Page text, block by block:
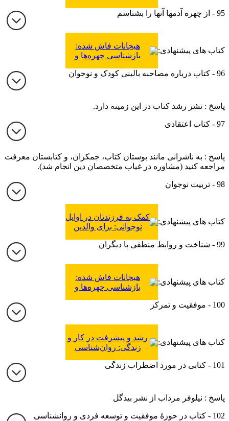
95 - از چهره آدمها آنها را بشناسم
کتاب های پیشنهادی:
هیجانات فاش شده:
بازشناسی چهره‌ها و
روابط و حیات هیجانی
96 - کتاب درباره مصاحبه بالینی کودک و نوجوان
پاسخ : نشر رشد کتاب در این زمینه دارد.
97 - کتاب اعتقادی
پاسخ : به ناشرانی مانند بوستان کتاب، جمکران، و کتابستان معرفت
مراجعه کنید (مشاوره در غیاب متخصصان دین انجام شد).
98 - تربیت نوجوان
کتاب های پیشنهادی:
کمک به فرزندتان در اوایل
نوجوانی: برای والدین
99 - شناخت و روابط منطقی با دیگران
کتاب های پیشنهادی:
هیجانات فاش شده:
بازشناسی چهره‌ها و
100 - موفقیت و تمرکز
کتاب های پیشنهادی:
رشد و پیشرفت در کار و
زندگی: روان‌شناسی
101 - کتابی در مورد اضطراب زندگی
پاسخ : نیلوفر مرداب از نشر بیدگل
102 - کتاب در حوزۀ موفقیت و توسعه فردی و روانشناسی